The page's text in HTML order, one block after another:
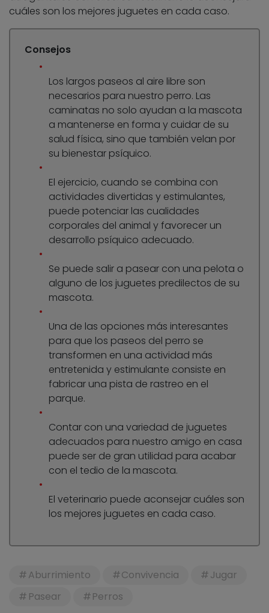
cuáles son los mejores juguetes en cada caso.
Consejos
Los largos paseos al aire libre son
necesarios para nuestro perro. Las
caminatas no solo ayudan a la mascota
a mantenerse en forma y cuidar de su
salud física, sino que también velan por
su bienestar psíquico.
El ejercicio, cuando se combina con
actividades divertidas y estimulantes,
puede potenciar las cualidades
corporales del animal y favorecer un
desarrollo psíquico adecuado.
Se puede salir a pasear con una pelota o
alguno de los juguetes predilectos de su
mascota.
Una de las opciones más interesantes
para que los paseos del perro se
transformen en una actividad más
entretenida y estimulante consiste en
fabricar una pista de rastreo en el
parque.
Contar con una variedad de juguetes
adecuados para nuestro amigo en casa
puede ser de gran utilidad para acabar
con el tedio de la mascota.
El veterinario puede aconsejar cuáles son
los mejores juguetes en cada caso.
Aburrimiento Convivencia
Jugar
Pasear
Perros